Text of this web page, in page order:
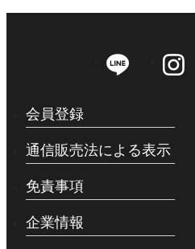
儀兵衛のお米
儀兵衛のお供
会員登録
通信販売法による表示
免責事項
企業情報